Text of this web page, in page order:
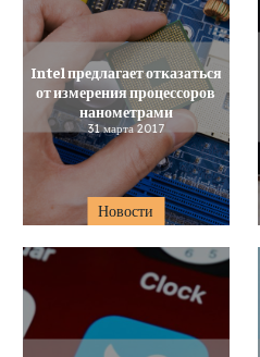
Новости
Intel предлагает отказаться
от измерения процессоров
нанометрами
31 марта 2017